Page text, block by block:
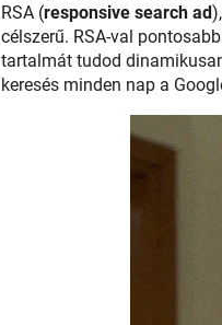
RSA (responsive search ad
célszerű. RSA-val
tartalmát tudod
keresés minden nap a